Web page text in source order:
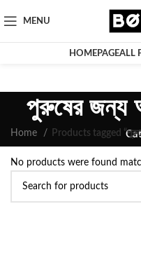
MENU
HOMEPAGEALL
পুরুষের জন্য
Home Products tagged
No products were found